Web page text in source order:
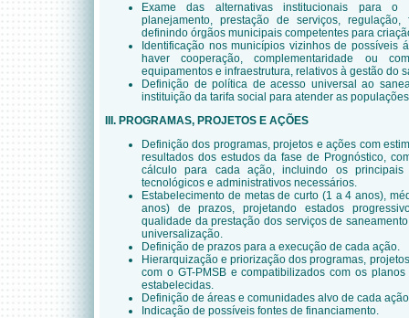
Exame das alternativas institucionais para
planejamento, prestação de serviços,
definindo órgãos municipais competentes para
Identificação nos municípios vizinhos de possíveis
haver cooperação, complementaridade ou
equipamentos e infraestrutura, relativos à gestão do
Definição de política de acesso universal ao
instituição da tarifa social para atender as
III. PROGRAMAS, PROJETOS E AÇÕES
Definição dos programas, projetos e ações com
resultados dos estudos da fase de Prognóstico,
cálculo para cada ação, incluindo os principais
tecnológicos e administrativos necessários.
Estabelecimento de metas de curto (1 a 4 anos),
anos) de prazos, projetando estados
qualidade da prestação dos serviços de
universalização.
Definição de prazos para a execução de cada ação.
Hierarquização e priorização dos programas,
com o GT-PMSB e compatibilizados com os
estabelecidas.
Definição de áreas e comunidades alvo de cada
Indicação de possíveis fontes de financiamento.